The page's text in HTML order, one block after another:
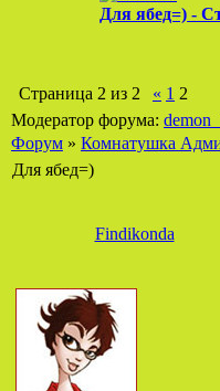
Для ябед=) -
Страница 2 из 2 « 1 2
Модератор форума:
Форум » Комнатушка
Для ябед=)
Findikonda